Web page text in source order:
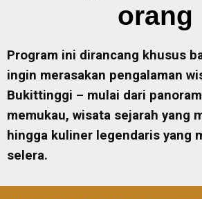
orang
Program ini dirancang khusus
ingin merasakan pengalaman
Bukittinggi – mulai dari
memukau, wisata sejarah yang
hingga kuliner legendaris yang
selera.